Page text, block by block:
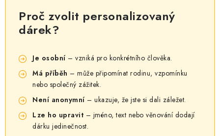
Proč zvolit personalizovaný
dárek?
Je osobní – vzniká pro konkrétního člověka.
Má příběh – může připomínat rodinu, vzpomínku
nebo společný zážitek.
Není anonymní – ukazuje, že jste si dali záležet.
Lze ho upravit – jméno, text nebo věnování dodají
dárku jedinečnost.